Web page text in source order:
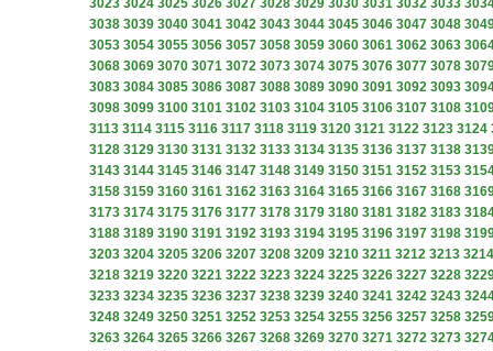
3023 3024 3025 3026 3027 3028 3029 3030 3031 3032 3033
3038 3039 3040 3041 3042 3043 3044 3045 3046 3047 3048
3053 3054 3055 3056 3057 3058 3059 3060 3061 3062 3063
3068 3069 3070 3071 3072 3073 3074 3075 3076 3077 3078
3083 3084 3085 3086 3087 3088 3089 3090 3091 3092 3093
3098 3099 3100 3101 3102 3103 3104 3105 3106 3107 3108
3113 3114 3115 3116 3117 3118 3119 3120 3121 3122 3123 3124
3128 3129 3130 3131 3132 3133 3134 3135 3136 3137 3138
3143 3144 3145 3146 3147 3148 3149 3150 3151 3152 3153
3158 3159 3160 3161 3162 3163 3164 3165 3166 3167 3168
3173 3174 3175 3176 3177 3178 3179 3180 3181 3182 3183
3188 3189 3190 3191 3192 3193 3194 3195 3196 3197 3198
3203 3204 3205 3206 3207 3208 3209 3210 3211 3212 3213 3214
3218 3219 3220 3221 3222 3223 3224 3225 3226 3227 3228
3233 3234 3235 3236 3237 3238 3239 3240 3241 3242 3243
3248 3249 3250 3251 3252 3253 3254 3255 3256 3257 3258
3263 3264 3265 3266 3267 3268 3269 3270 3271 3272 3273